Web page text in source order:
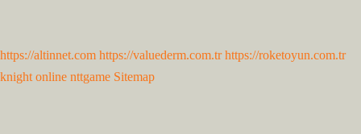
https://altinnet.com https://valuederm.com.tr https://roketoyun.com.tr
knight online nttgame Sitemap